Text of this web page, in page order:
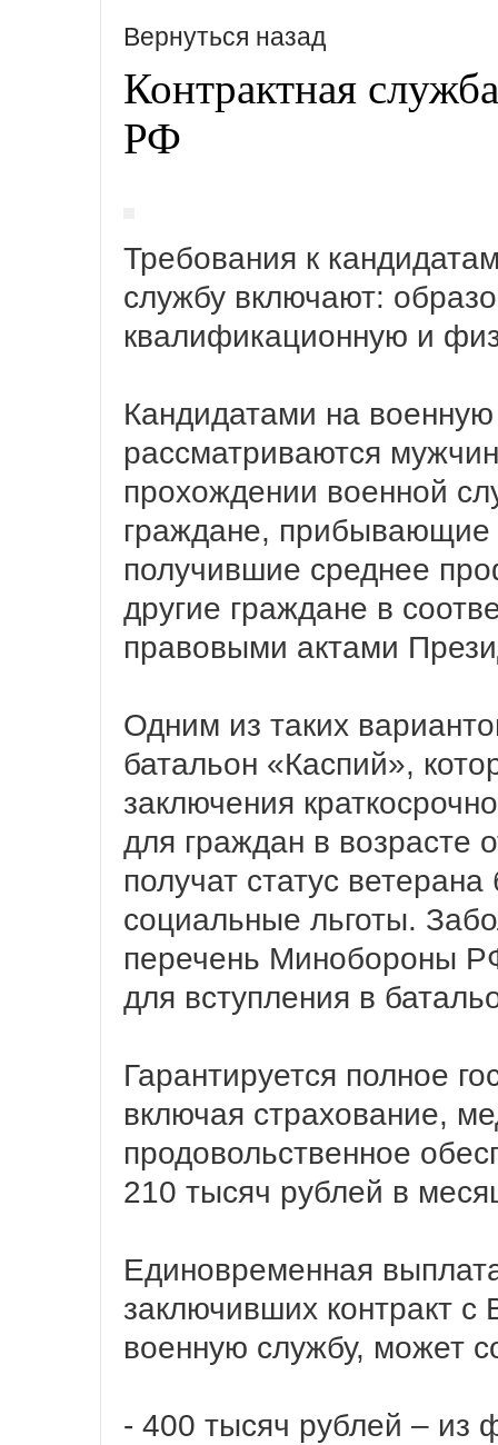
Вернуться назад
Контрактная
РФ
Требования к
службу включают:
квалификационную и
Кандидатами на военную
рассматриваются
прохождении военной
граждане,
получившие среднее
другие граждане в
правовыми актами
Одним из таких
батальон «Каспий»,
заключения
для граждан в возрасте
получат статус
социальные льготы.
перечень Минобороны
для вступления в
Гарантируется полное
включая страхование,
продовольственное
210 тысяч рублей в
Единовременная
заключивших контракт
военную службу, может
- 400 тысяч рублей – из